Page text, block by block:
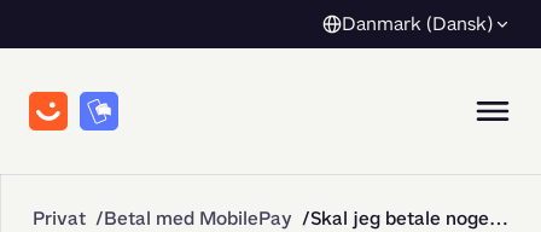
Danmark (Dansk)
Privat Betal med MobilePay Skal jeg betale noget, når jeg logger ind med MobilePay?